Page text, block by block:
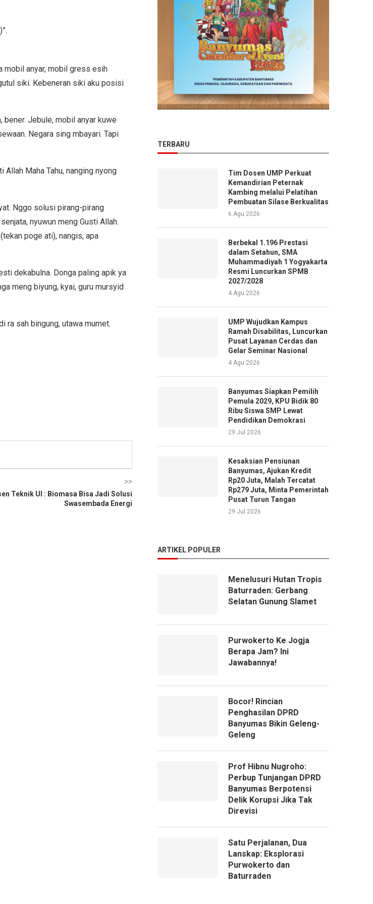
mobil anyar, mobil gress esih
siki. Kebeneran siki aku posisi
bener. Jebule, mobil anyar kuwe
Negara sing mbayari. Tapi
Allah Maha Tahu, nanging nyong
Nggo solusi pirang-pirang
nyuwun meng Gusti Allah.
poge ati), nangis, apa
dekabulna. Donga paling apik ya
meng biyung, kyai, guru mursyid
ra sah bingung, utawa mumet.
>>
Teknik UI : Biomasa Bisa Jadi Solusi
Swasembada Energi
TERBARU
Tim Dosen UMP Perkuat
Kemandirian Peternak
Kambing melalui Pelatihan
Pembuatan Silase Berkualitas
6 Agu 2026
Berbekal 1.196 Prestasi
dalam Setahun, SMA
Muhammadiyah 1 Yogyakarta
Resmi Luncurkan SPMB
2027/2028
4 Agu 2026
UMP Wujudkan Kampus
Ramah Disabilitas, Luncurkan
Pusat Layanan Cerdas dan
Gelar Seminar Nasional
4 Agu 2026
Banyumas Siapkan Pemilih
Pemula 2029, KPU Bidik 80
Ribu Siswa SMP Lewat
Pendidikan Demokrasi
29 Jul 2026
Kesaksian Pensiunan
Banyumas, Ajukan Kredit
Rp20 Juta, Malah Tercatat
Rp279 Juta, Minta Pemerintah
Pusat Turun Tangan
29 Jul 2026
ARTIKEL POPULER
Menelusuri Hutan Tropis
Baturraden: Gerbang
Selatan Gunung Slamet
Purwokerto Ke Jogja
Berapa Jam? Ini
Jawabannya!
Bocor! Rincian
Penghasilan DPRD
Banyumas Bikin Geleng-
Geleng
Prof Hibnu Nugroho:
Perbup Tunjangan DPRD
Banyumas Berpotensi
Delik Korupsi Jika Tak
Direvisi
Satu Perjalanan, Dua
Lanskap: Eksplorasi
Purwokerto dan
Baturraden